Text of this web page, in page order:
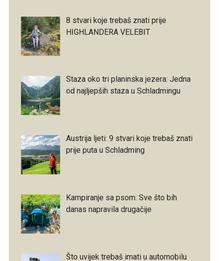
8 stvari koje trebaš znati prije
HIGHLANDERA VELEBIT
Staza oko tri planinska jezera: Jedna
od najljepših staza u Schladmingu
Austrija ljeti: 9 stvari koje trebaš znati
prije puta u Schladming
Kampiranje sa psom: Sve što bih
danas napravila drugačije
Što uvijek trebaš imati u automobilu